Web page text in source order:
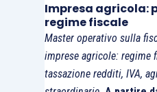
Impresa agricola:
regime fiscale
Master operativo sulla
imprese agricole: regime
tassazione redditi, IVA,